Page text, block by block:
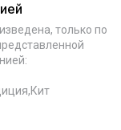
только по